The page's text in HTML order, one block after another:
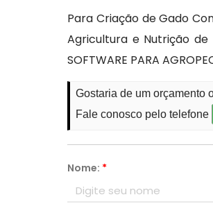
Para Criação de Gado
Agricultura e Nutrição de
SOFTWARE PARA
Gostaria de um orçamento
Fale conosco pelo telefone
Nome: *